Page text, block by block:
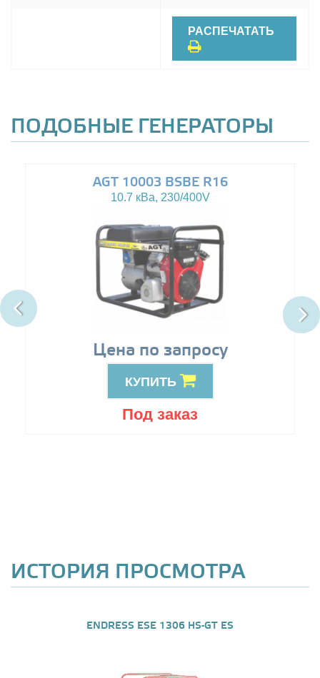
РАСПЕЧАТАТЬ
ПОДОБНЫЕ ГЕНЕРАТОРЫ
AGT 10003 BSBE R16
10.7 кВа, 230/400V
Цена по запросу
КУПИТЬ
Под заказ
ИСТОРИЯ ПРОСМОТРА
ENDRESS ESE 1306 HS-GT ES